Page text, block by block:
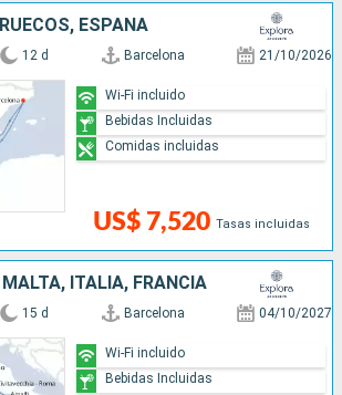
ESPAÑA
12 d Barcelona 21/10/2026
US$ 7,520 Tasas incluidas
Wi-Fi incluido
Bebidas Incluidas
Comidas incluidas
ITALIA, FRANCIA
15 d Barcelona 04/10/2027
Wi-Fi incluido
Bebidas Incluidas